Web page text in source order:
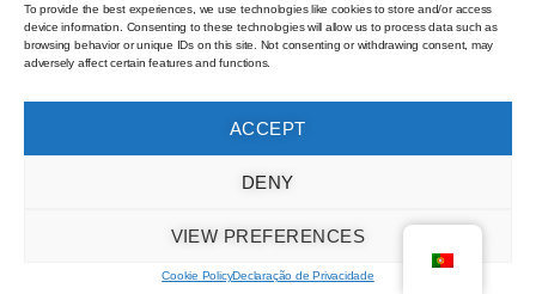
To provide the best experiences, we use technologies like cookies to store and/or access
device information. Consenting to these technologies will allow us to process data such as
browsing behavior or unique IDs on this site. Not consenting or withdrawing consent, may
adversely affect certain features and functions.
ACCEPT
DENY
VIEW PREFERENCES
Cookie PolicyDeclaração de Privacidade
Novembro 2009
Agosto 2008
Julho 2008
Dezembro 2007
Janeiro 2006